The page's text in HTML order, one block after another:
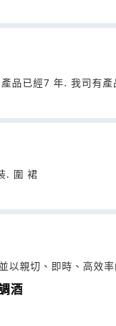
品已經7 年. 我司有產
. 圍 裙
以親切、即時、高效
酒